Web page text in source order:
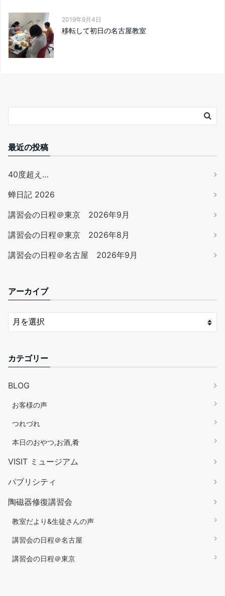
2019年9月4日
移転して初日の名古屋教室
最近の投稿
40度超え…
蝉日記 2026
講習会の日程＠東京 2026年9月
講習会の日程＠東京 2026年8月
講習会の日程＠名古屋 2026年9月
アーカイブ
カテゴリー
BLOG
お客様の声
つれづれ
本日のおやつ,お酒,肴
VISIT ミュージアム
パブリシティ
陶磁器修復講習会
教室だより&生徒さんの声
講習会の日程＠名古屋
講習会の日程＠東京